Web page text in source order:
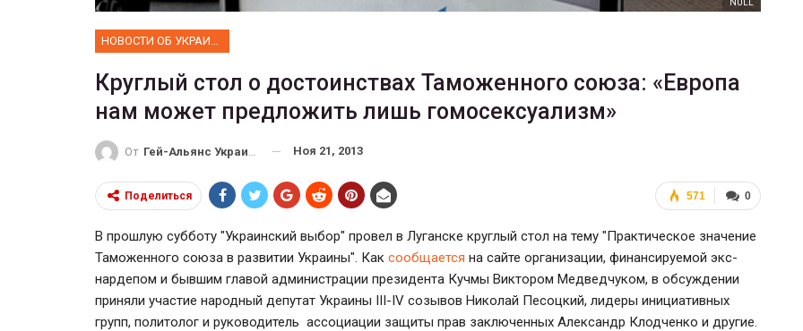
NULL
НОВОСТИ ОБ УКРАИНЕ
Круглый стол о достоинствах Таможенного союза: «Европа
нам может предложить лишь гомосексуализм»
От Гей-Альянс Украина Ноя 21, 2013
0
571
Поделиться
В прошлую субботу "Украинский выбор" провел в Луганске круглый стол на тему "Практическое значение
Таможенного союза в развитии Украины". Как сообщается на сайте организации, финансируемой экс-
нардепом и бывшим главой администрации президента Кучмы Виктором Медведчуком, в обсуждении
приняли участие народный депутат Украины III-IV созывов Николай Песоцкий, лидеры инициативных
групп, политолог и руководитель ассоциации защиты прав заключенных Александр Клодченко и другие.